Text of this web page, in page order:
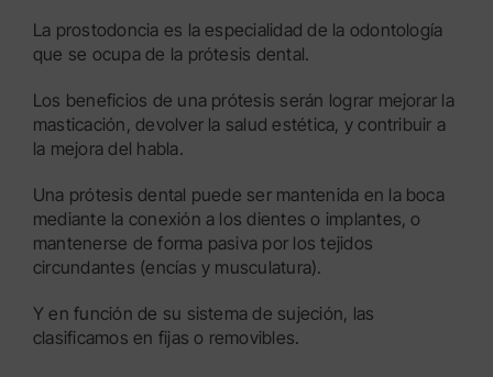
La prostodoncia es la especialidad de la odontología
que se ocupa de la prótesis dental.
Los beneficios de una prótesis serán lograr mejorar la
masticación, devolver la salud estética, y contribuir a
la mejora del habla.
Una prótesis dental puede ser mantenida en la boca
mediante la conexión a los dientes o implantes, o
mantenerse de forma pasiva por los tejidos
circundantes (encías y musculatura).
Y en función de su sistema de sujeción, las
clasificamos en fijas o removibles.